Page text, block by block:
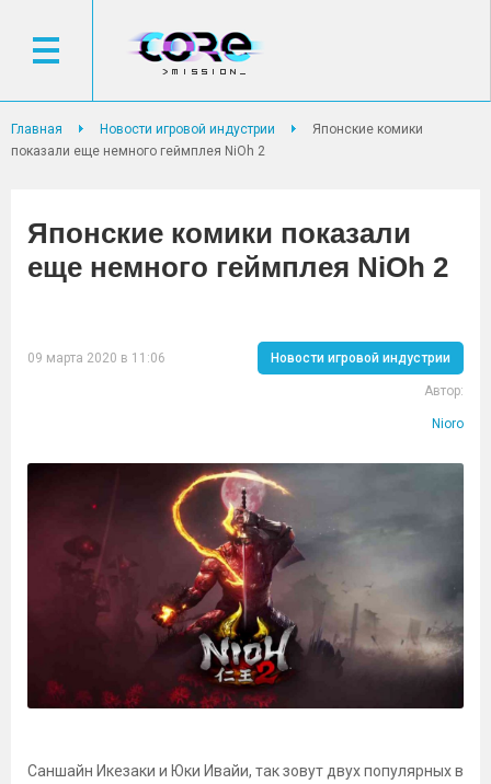
Главная Новости игровой индустрии
Японские комики
показали еще немного геймплея NiOh 2
Японские комики показали
еще немного геймплея NiOh 2
09 марта 2020 в 11:06 Новости игровой индустрии
Автор:
Nioro
Саншайн Икезаки и Юки Ивайи, так зовут двух популярных в